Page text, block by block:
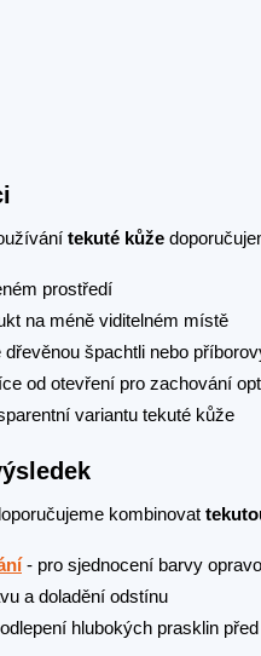
tekuté kůže
prostředí
na méně viditelném místě
špachtli nebo
od otevření pro zachování
variantu tekuté kůže
kombinovat
- pro sjednocení barvy
a doladění odstínu
hlubokých prasklin